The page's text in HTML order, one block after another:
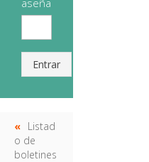
aseña
Entrar
Listad
o de
boletines